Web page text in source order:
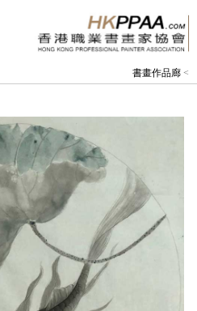
書畫作品廊 <